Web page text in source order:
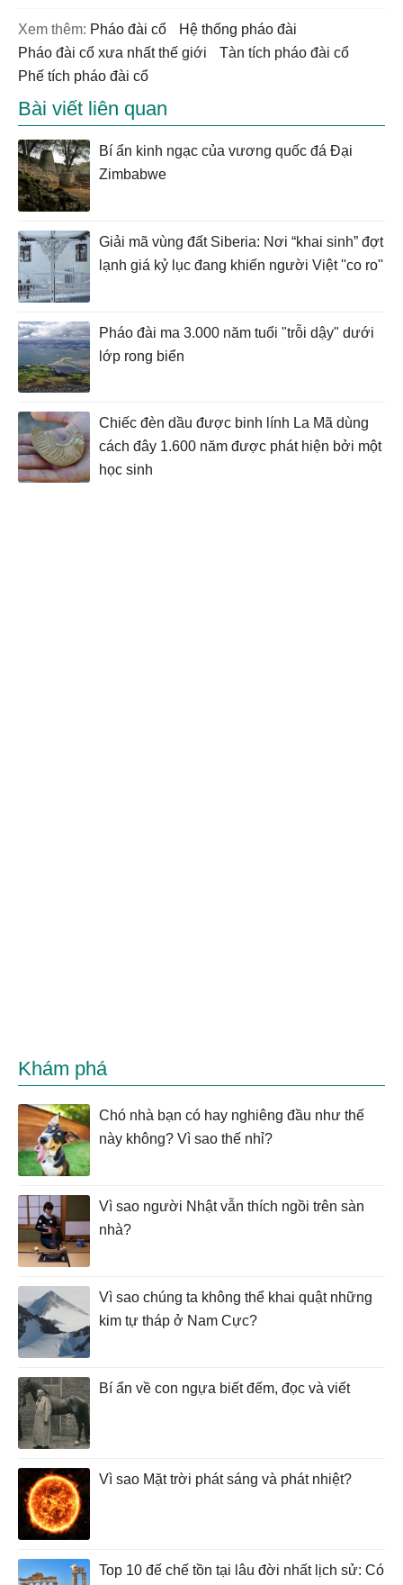
Xem thêm: pháo đài cổ
hệ thống pháo đài
Pháo đài cổ xưa nhất thế giới
tàn tích pháo đài cổ
phế tích pháo đài cổ
Bài viết liên quan
Bí ẩn kinh ngạc của vương quốc đá Đại
Zimbabwe
Giải mã vùng đất Siberia: Nơi “khai sinh” đợt
lạnh giá kỷ lục đang khiến người Việt ''co ro''
Pháo đài ma 3.000 năm tuổi "trỗi dậy" dưới
lớp rong biển
Chiếc đèn dầu được binh lính La Mã dùng
cách đây 1.600 năm được phát hiện bởi một
học sinh
Khám phá
Chó nhà bạn có hay nghiêng đầu như thế
này không? Vì sao thế nhỉ?
Vì sao người Nhật vẫn thích ngồi trên sàn
nhà?
Vì sao chúng ta không thể khai quật những
kim tự tháp ở Nam Cực?
Bí ẩn về con ngựa biết đếm, đọc và viết
Vì sao Mặt trời phát sáng và phát nhiệt?
Top 10 đế chế tồn tại lâu đời nhất lịch sử: Có